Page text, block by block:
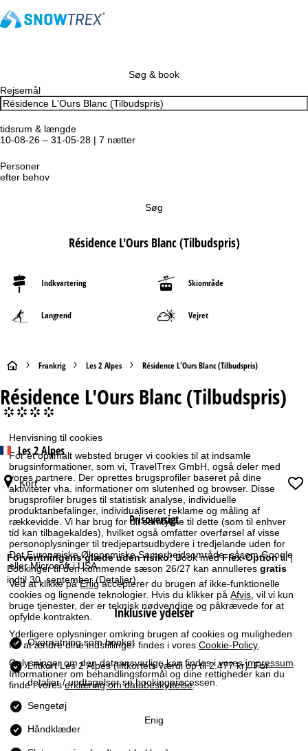
Henvisning til cookies
For et optimalt websted bruger vi cookies til at indsamle
brugsinformationer, som vi, TravelTrex GmbH, også deler med
vores partnere. Der oprettes brugsprofiler baseret på dine
aktiviteter vha. informationer om slutenhed og browser. Disse
brugsprofiler bruges til statistisk analyse, individuelle
produktanbefalinger, individualiseret reklame og måling af
rækkevidde. Vi har brug for dit samtykke til dette (som til enhver
tid kan tilbagekaldes), hvilket også omfatter overførsel af visse
personoplysninger til tredjepartsudbydere i tredjelande uden for
Det Europæiske Økonomiske Samarbejdsområde, såsom Google
eller Microsoft i USA.
Ved at klikke påEnigaccepterer du brugen af ikke-funktionelle
cookies og lignende teknologier. Hvis du klikker påAfvis , vil vi kun
bruge tjenester, der er teknisk nødvendige og påkrævede for at
opfylde kontrakten.
Yderligere oplysninger omkring brugen af cookies og muligheden
for at ændre dine indstillinger findes i voresCookie-Policy
Oplysninger om den dataansvarlige kan findes i voresimpressum
Informationer om behandlingsformål og dine rettigheder kan du
finde i voreserklæring om databeskyttelse.
Enig
Søg & book
Rejsemål
tidsrum & længde
10-08-26 – 31-05-28 | 7 nætter
Personer
efter behov
Søg
Résidence L'Ours Blanc (Tilbudspris)
Indkvartering Skiområde
Langrend Vejret
S
t
r
t
s
i
d
e
Frankrig Les 2 Alpes Résidence L'Ours Blanc (Tilbudspris)
Résidence L'Ours Blanc (Tilbudspris)
°°°°
Les 2 Alpes
Kort
Prisoversigt
Forventningens glæde uden risiko:Book medFlex-Optiontil |
Bookinger til den kommende sæson 26/27 kan annulleres gratis
indtil 30. september(Detaljer)
Inklusive ydelser
Overnatning som booket
Liftkort Les 2 Alpes(liftkortets værdi op til 2.477 kr). For
detaljer / undtagelser se bookingprocessen.
Sengetøj
Håndklæder